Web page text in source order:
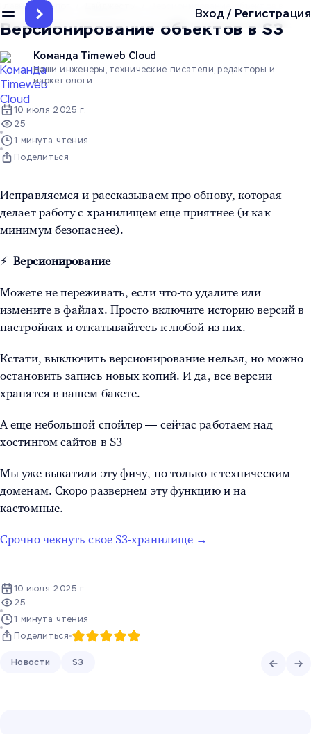
Вход/ Регистрация
Главная Блог
Версионирование объектов в S3
Команда Timeweb Cloud
Наши инженеры, технические писатели, редакторы и
маркетологи
10 июля 2025 г.
25
1 минута чтения
Поделиться
Исправляемся и рассказываем про обнову, которая
делает работу с хранилищем еще приятнее (и как
минимум безопаснее).
⚡️ Версионирование
Можете не переживать, если что-то удалите или
измените в файлах. Просто включите историю версий в
настройках и откатывайтесь к любой из них.
Кстати, выключить версионирование нельзя, но можно
остановить запись новых копий. И да, все версии
хранятся в вашем бакете.
А еще небольшой спойлер — сейчас работаем над
хостингом сайтов в S3
Мы уже выкатили эту фичу, но только к техническим
доменам. Скоро развернем эту функцию и на
кастомные.
Срочно чекнуть свое S3-хранилище →
10 июля 2025 г.
25
1 минута чтения
Поделиться
Новости S3